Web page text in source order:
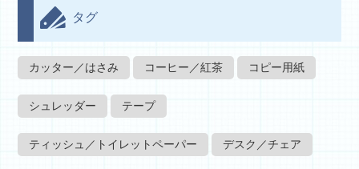
タグ
カッター／はさみ コーヒー／紅茶 コピー用紙
シュレッダー テープ
ティッシュ／トイレットペーパー デスク／チェア